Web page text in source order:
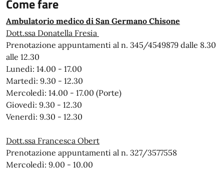
Come fare
Ambulatorio medico di San Germano Chisone
Dott.ssa Donatella Fresia
Prenotazione appuntamenti al n. 345/4549879 dalle 8.30
alle 12.30
Lunedì: 14.00 - 17.00
Martedì: 9.30 - 12.30
Mercoledì: 14.00 - 17.00 (Porte)
Giovedì: 9.30 - 12.30
Venerdì: 9.30 - 12.30
Dott.ssa Francesca Obert
Prenotazione appuntamenti al n. 327/3577558
Mercoledì: 9.00 - 10.00